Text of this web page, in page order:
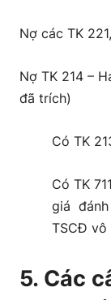
Nợ các TK
Nợ TK 214 –
đã trích)
Có TK
Có TK
giá
TSCĐ vô
5. Các